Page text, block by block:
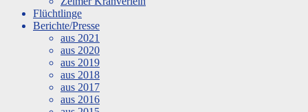
Flüchtlinge
Berichte/Presse
aus 2021
aus 2020
aus 2019
aus 2018
aus 2017
aus 2016